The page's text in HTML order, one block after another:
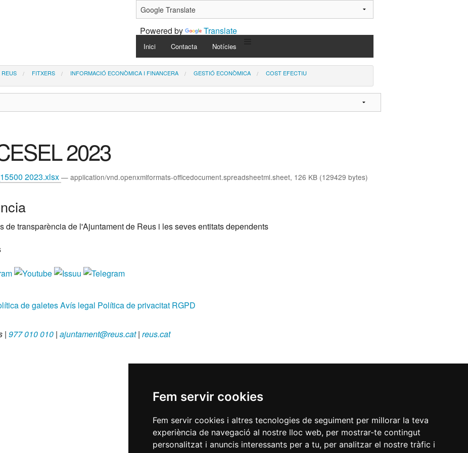
Fem servir cookies
Fem servir cookies i altres tecnologies de seguiment per millorar la teva
experiència de navegació al nostre lloc web, per mostrar-te contingut
personalitzat i anuncis interessants per a tu, per analitzar el nostre tràfic i
Powered by
Translate
Navigation
Inici Contacta Notícies
FITXERS INFORMACIÓ ECONÒMICA I FINANCERA GESTIÓ ECONÒMICA COST EFECTIU
2023
2023.xlsx— application/vnd.openxmlformats-officedocument.spreadsheetml.sheet, 126 KB (129429 bytes)
de transparència de l'Ajuntament de Reus i les seves entitats dependents
de galetesAvís legal Política de privacitat RGPD
| 977 010 010 | ajuntament@reus.cat| reus.cat